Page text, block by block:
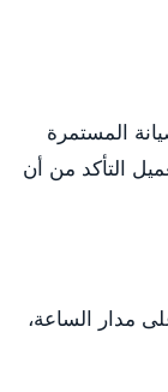
المستمرة
التأكد من أن
مدار الساعة،